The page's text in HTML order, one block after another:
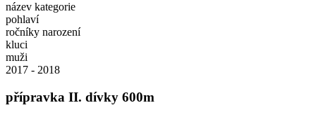
název kategorie
pohlaví
ročníky narození
kluci
muži
2017 - 2018
přípravka II. dívky 600m